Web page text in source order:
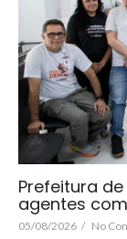
Prefeitura
agentes
05/08/2026 / No